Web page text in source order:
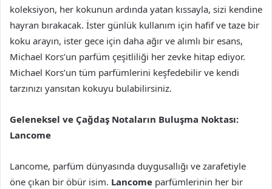
koleksiyon, her kokunun ardında yatan kıssayla, sizi kendine
hayran bırakacak. İster günlük kullanım için hafif ve taze bir
koku arayın, ister gece için daha ağır ve alımlı bir esans,
Michael Kors’un parfüm çeşitliliği her zevke hitap ediyor.
Michael Kors’un tüm parfümlerini keşfedebilir ve kendi
tarzınızı yansıtan kokuyu bulabilirsiniz.
Geleneksel ve Çağdaş Notaların Buluşma Noktası:
Lancome
Lancome, parfüm dünyasında duygusallığı ve zarafetiyle
öne çıkan bir öbür isim. Lancome parfümlerinin her bir